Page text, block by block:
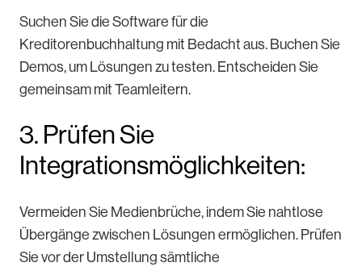
Suchen Sie die Software für die
Kreditorenbuchhaltung mit Bedacht aus. Buchen Sie
Demos, um Lösungen zu testen. Entscheiden Sie
gemeinsam mit Teamleitern.
3. Prüfen Sie
Integrationsmöglichkeiten:
Vermeiden Sie Medienbrüche, indem Sie nahtlose
Übergänge zwischen Lösungen ermöglichen. Prüfen
Sie vor der Umstellung sämtliche